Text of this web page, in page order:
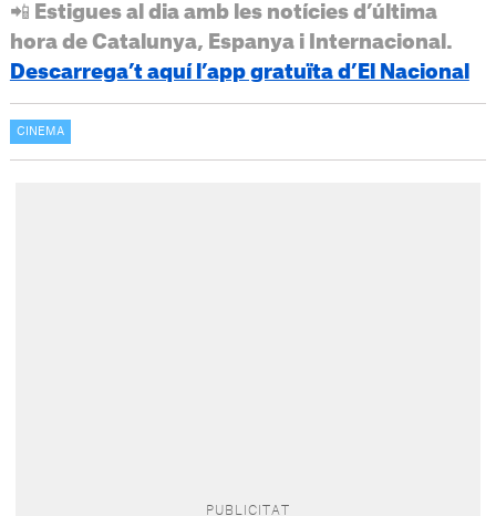
📲 Estigues al dia amb les notícies d’última
hora de Catalunya, Espanya i Internacional.
Descarrega’t aquí l’app gratuïta d’El Nacional
CINEMA